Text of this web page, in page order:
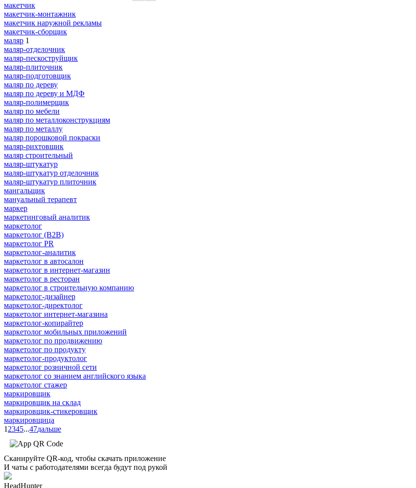
макетчик
макетчик-монтажник
макетчик наружной рекламы
макетчик-сборщик
маляр 1
маляр-отделочник
маляр-пескоструйщик
маляр-плиточник
маляр-подготовщик
маляр по дереву
маляр по дереву и МДФ
маляр-полимерщик
маляр по мебели
маляр по металлоконструкциям
маляр по металлу
маляр порошковой покраски
маляр-рихтовщик
маляр строительный
маляр-штукатур
маляр-штукатур отделочник
маляр-штукатур плиточник
мангальщик
мануальный терапевт
маркер
маркетинговый аналитик
маркетолог
маркетолог (B2B)
маркетолог PR
маркетолог-аналитик
маркетолог в автосалон
маркетолог в интернет-магазин
маркетолог в ресторан
маркетолог в строительную компанию
маркетолог-дизайнер
маркетолог-директолог
маркетолог интернет-магазина
маркетолог-копирайтер
маркетолог мобильных приложений
маркетолог по продвижению
маркетолог по продукту
маркетолог-продуктолог
маркетолог розничной сети
маркетолог со знанием английского языка
маркетолог стажер
маркировщик
маркировщик на склад
маркировщик-стикеровщик
маркировщица
1 2345...47дальше
Сканируйте QR-код, чтобы скачать приложение
И чаты с работодателями всегда будут под рукой
HeadHunter